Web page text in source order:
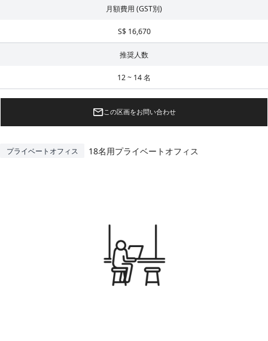
月額費用 (GST別)
S$ 16,670
推奨人数
12 ~ 14 名
この区画をお問い合わせ
プライベートオフィス 18名用プライベートオフィス